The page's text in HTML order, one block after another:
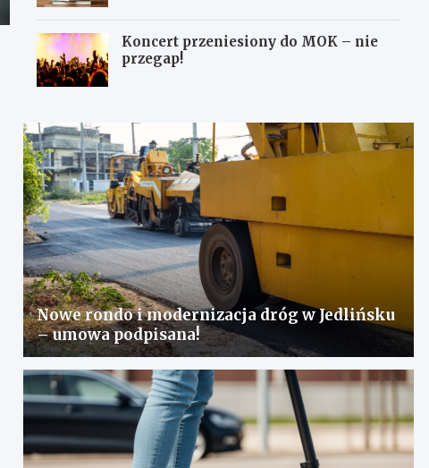
Koncert przeniesiony do MOK – nie
przegap!
Nowe rondo i modernizacja dróg w Jedlińsku
– umowa podpisana!